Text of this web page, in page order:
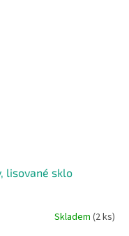
lisované sklo
Skladem (2 ks)